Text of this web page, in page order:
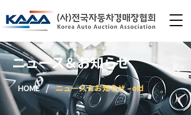
ニュース＆お知らせ
HOME / ニュース＆お知らせ - old